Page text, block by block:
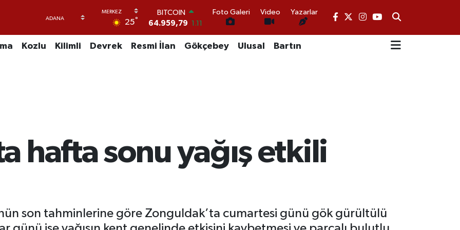
25°
64.959,79
1.11
DOLAR
EURO
Foto Galeri Video Yazarlar
Kozlu Kilimli Devrek Resmi İlan Gökçebey Ulusal Bartın
hafta sonu yağış etkili
son tahminlerine göre Zonguldak’ta cumartesi günü gök gürültülü